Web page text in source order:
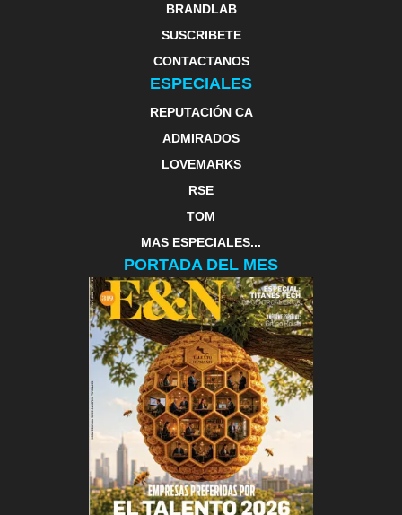
BRANDLAB
SUSCRIBETE
CONTACTANOS
ESPECIALES
REPUTACIÓN CA
ADMIRADOS
LOVEMARKS
RSE
TOM
MAS ESPECIALES...
PORTADA DEL MES